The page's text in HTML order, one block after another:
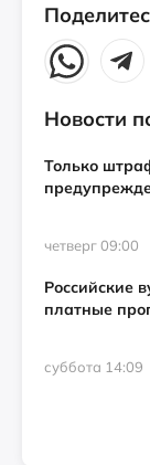
Новости
Только
четверг 09:00
Российские
платные
суббота 14:09